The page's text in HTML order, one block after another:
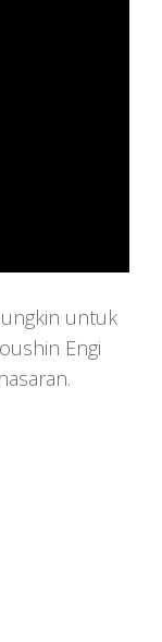
untuk
Engi